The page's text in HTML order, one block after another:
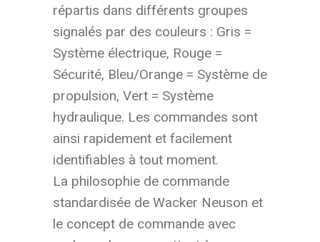
répartis dans différents groupes
signalés par des couleurs : Gris =
Système électrique, Rouge =
Sécurité, Bleu/Orange = Système de
propulsion, Vert = Système
hydraulique. Les commandes sont
ainsi rapidement et facilement
identifiables à tout moment.
La philosophie de commande
standardisée de Wacker Neuson et
le concept de commande avec